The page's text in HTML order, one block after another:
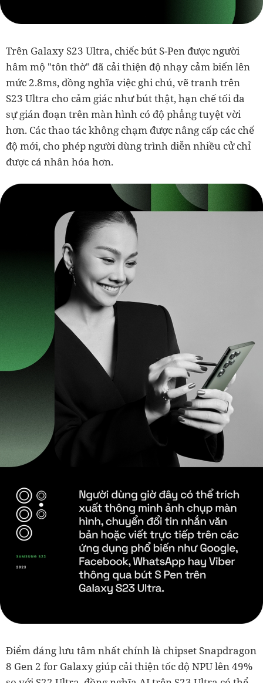
Trên Galaxy S23 Ultra, chiếc bút S-Pen được người
hâm mộ "tôn thờ" đã cải thiện độ nhạy cảm biến lên
mức 2.8ms, đồng nghĩa việc ghi chú, vẽ tranh trên
S23 Ultra cho cảm giác như bút thật, hạn chế tối đa
sự gián đoạn trên màn hình có độ phẳng tuyệt vời
hơn. Các thao tác không chạm được nâng cấp các chế
độ mới, cho phép người dùng trình diễn nhiều cử chỉ
được cá nhân hóa hơn.
Điểm đáng lưu tâm nhất chính là chipset Snapdragon
8 Gen 2 for Galaxy giúp cải thiện tốc độ NPU lên 49%